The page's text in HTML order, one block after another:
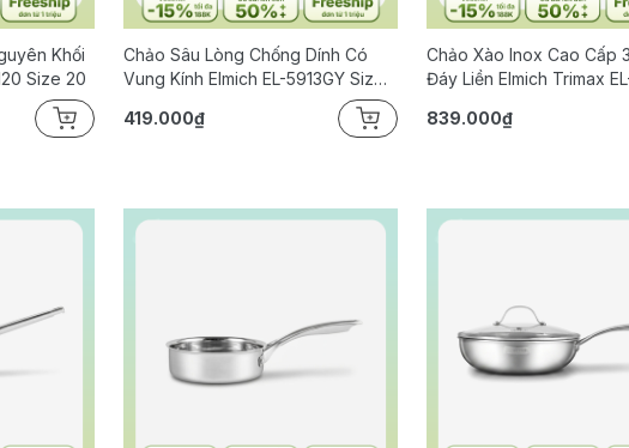
Khối
Size 20
Chảo Sâu Lòng Chống Dính Có
Vung Kính Elmich EL-5913GY Size
419.000₫
Chảo Xào Inox Cao Cấp
Đáy Liền Elmich Trimax
839.000₫